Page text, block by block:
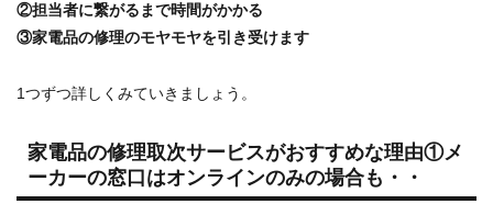
②担当者に繋がるまで時間がかかる
③家電品の修理のモヤモヤを引き受けます
1つずつ詳しくみていきましょう。
家電品の修理取次サービスがおすすめな理由①メ
ーカーの窓口はオンラインのみの場合も・・